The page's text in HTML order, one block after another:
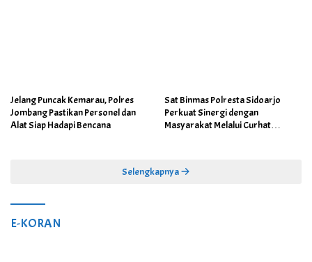
Jelang Puncak Kemarau, Polres
Jombang Pastikan Personel dan
Alat Siap Hadapi Bencana
Sat Binmas Polresta Sidoarjo
Perkuat Sinergi dengan
Masyarakat Melalui Curhat
Selengkapnya
E-KORAN